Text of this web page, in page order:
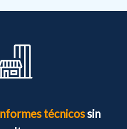
Informes técnicossin